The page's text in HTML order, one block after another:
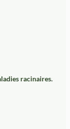
racinaires.